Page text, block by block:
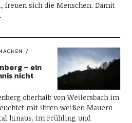
freuen sich die Menschen. Damit
– ein
nicht
oberhalb von Weilersbach im
mit ihren weißen Mauern
hinaus. Im Frühling und